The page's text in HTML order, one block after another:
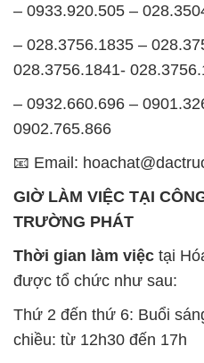
– 0933.920.505 –
– 028.3756.1835 –
028.3756.1841-
– 0932.660.696 –
0902.765.866
📧 Email:
GIỜ LÀM VIỆC TẠI
TRƯỜNG PHÁT
Thời gian làm việc tại
được tổ chức như sau:
Thứ 2 đến thứ 6: Buổi
chiều: từ 12h30 đến 17h